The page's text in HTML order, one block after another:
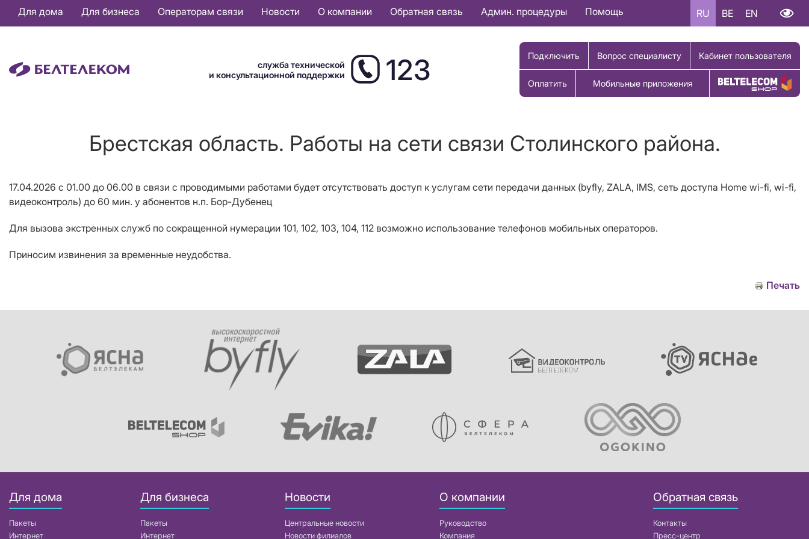
Основная
навигация
Для дома Для бизнеса Операторам связи Новости О компании Обратная связь Админ. процедуры Помощь RU BE EN
служба технической
и консультационной поддержки
123 Подключить Вопрос специалисту Кабинет пользователя
Оплатить Мобильные приложения Купить товар
Брестская область. Работы на сети связи Столинского района.
17.04.2026 с 01.00 до 06.00 в связи с проводимыми работами будет отсутствовать доступ к услугам сети передачи данных (byfly, ZALA, IMS, сеть доступа Home wi-fi, wi-fi,
видеоконтроль) до 60 мин. у абонентов н.п. Бор-Дубенец
Для вызова экстренных служб по сокращенной нумерации 101, 102, 103, 104, 112 возможно использование телефонов мобильных операторов.
Приносим извинения за временные неудобства.
Печать
Для дома
Пакеты
Интернет
Для бизнеса
Пакеты
Интернет
Новости
Центральные новости
Новости филиалов
О компании
Руководство
Компания
Обратная связь
Контакты
Пресс-центр